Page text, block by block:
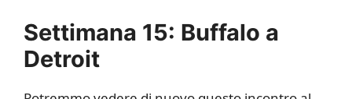
Settimana 15: Buffalo a
Detroit